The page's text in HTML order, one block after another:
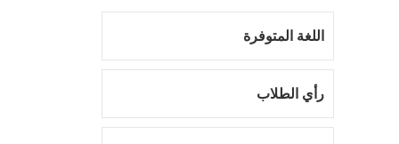
اللغة المتوفرة
رأي الطلاب